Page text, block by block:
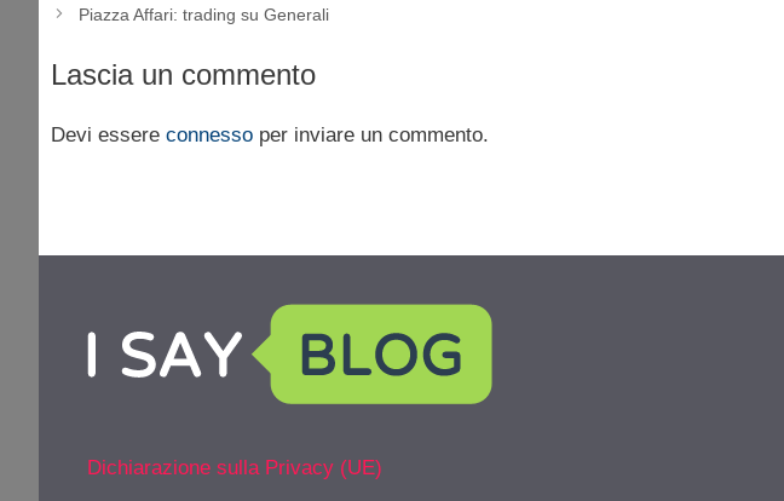
Piazza Affari: trading su Generali
Lascia un commento
Devi essere connesso per inviare un commento.
Dichiarazione sulla Privacy (UE)